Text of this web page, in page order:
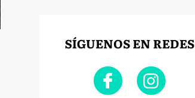
SÍGUENOS EN REDES